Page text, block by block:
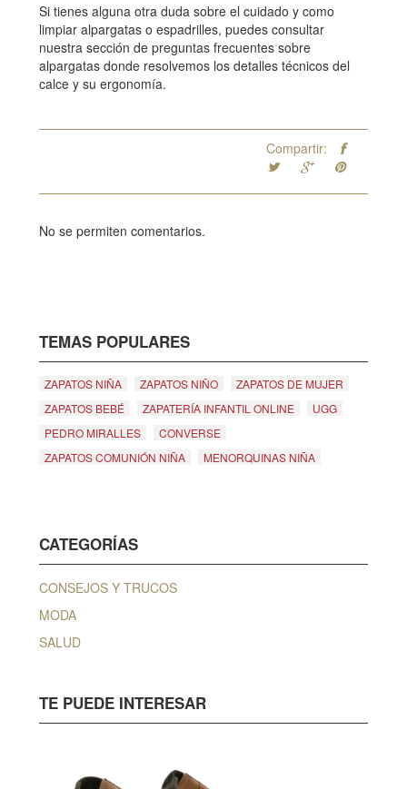
Si tienes alguna otra duda sobre el cuidado y como
limpiar alpargatas o espadrilles, puedes consultar
nuestra sección de preguntas frecuentes sobre
alpargatas donde resolvemos los detalles técnicos del
calce y su ergonomía.
Compartir:
No se permiten comentarios.
TEMAS POPULARES
ZAPATOS NIÑA ZAPATOS NIÑO
ZAPATOS DE MUJER
ZAPATOS BEBÉ
ZAPATERÍA INFANTIL ONLINE
UGG
PEDRO MIRALLES
CONVERSE
ZAPATOS COMUNIÓN NIÑA
MENORQUINAS NIÑA
CATEGORÍAS
CONSEJOS Y TRUCOS
MODA
SALUD
TE PUEDE INTERESAR